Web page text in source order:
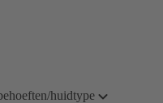
huidtype